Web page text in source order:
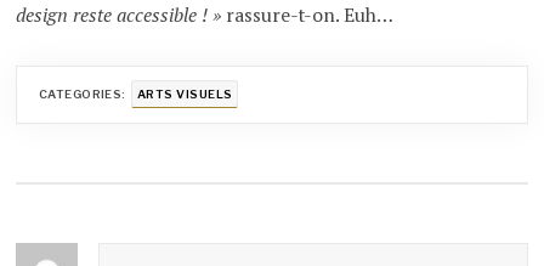
design reste accessible ! » rassure-t-on. Euh…
CATEGORIES: ARTS VISUELS